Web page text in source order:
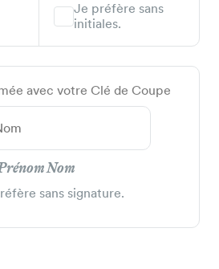
Je préfère sans
initiales.
avec votre Clé de Coupe
Nom
sans signature.